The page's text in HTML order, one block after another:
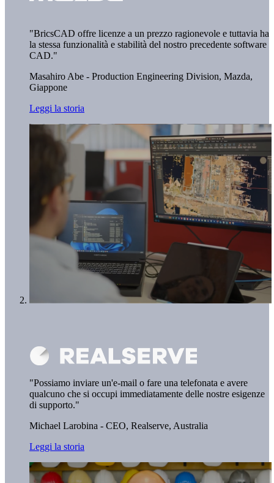
"BricsCAD offre licenze a un prezzo ragionevole e tuttavia ha
la stessa funzionalità e stabilità del nostro precedente software
CAD."
Masahiro Abe - Production Engineering Division, Mazda,
Giappone
Leggi la storia
"Possiamo inviare un'e-mail o fare una telefonata e avere
qualcuno che si occupi immediatamente delle nostre esigenze
di supporto."
Michael Larobina - CEO, Realserve, Australia
Leggi la storia